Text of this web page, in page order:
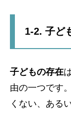
1-2. 子ど
子どもの存在
由の一つです
くない、ある